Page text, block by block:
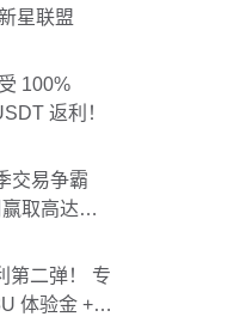
星联盟
100%
返利！
交易争霸
取高达
第二弹！ 专
体验金 +